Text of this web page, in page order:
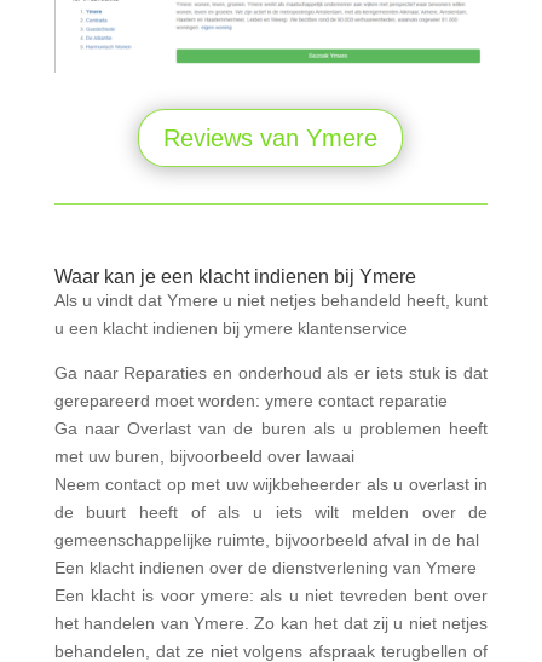
Reviews van Ymere
Waar kan je een klacht indienen bij Ymere
Als u vindt dat Ymere u niet netjes behandeld heeft, kunt
u een klacht indienen bij ymere klantenservice
Ga naar Reparaties en onderhoud als er iets stuk is dat
gerepareerd moet worden: ymere contact reparatie
Ga naar Overlast van de buren als u problemen heeft
met uw buren, bijvoorbeeld over lawaai
Neem contact op met uw wijkbeheerder als u overlast in
de buurt heeft of als u iets wilt melden over de
gemeenschappelijke ruimte, bijvoorbeeld afval in de hal
Een klacht indienen over de dienstverlening van Ymere
Een klacht is voor ymere: als u niet tevreden bent over
het handelen van Ymere. Zo kan het dat zij u niet netjes
behandelen, dat ze niet volgens afspraak terugbellen of